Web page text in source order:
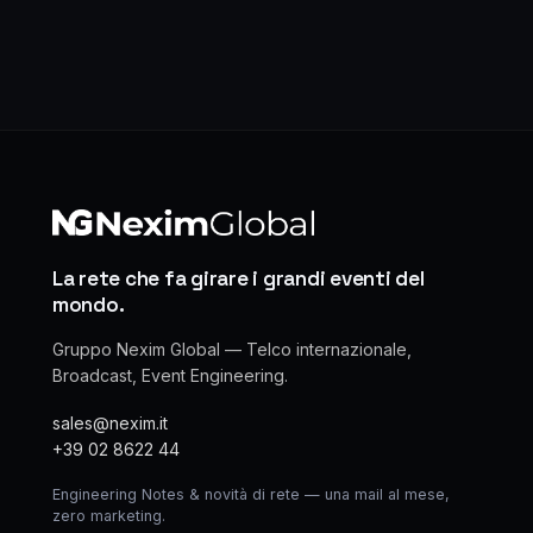
La rete che fa girare i grandi eventi del
mondo.
Gruppo Nexim Global — Telco internazionale,
Broadcast, Event Engineering.
sales@nexim.it
+39 02 8622 44
Engineering Notes & novità di rete — una mail al mese,
zero marketing.